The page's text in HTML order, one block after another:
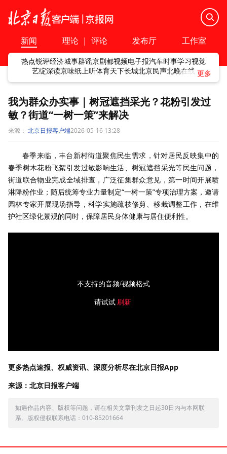
新闻 理论 | 评论 发布厅 工作室
热点锐评经济城事辟谣京剧都视频电子报汽车时事学习视觉
艺绽深读京味纸上听体育天下长城北京民声北晚在线
我为群众办实事｜树冠遮挡采光？花粉引发过
敏？街道“一树一策”来解决
来源： 北京日报客户端2026-05-16 13:28
春季来临，丰台新村街道聚焦民生需求，针对居民反映集中的
春季树木花粉飞絮引发过敏影响生活、树冠遮挡采光等民生问题，
街道联合物业完成全域排查，广泛征集群众意见，第一时间开展喷
淋降粉作业；随后统筹专业力量制定“一树一策”专项治理方案，邀请
园林专家开展现场指导，科学实施疏枝修剪、移栽调整工作，在维
护社区绿化景观的同时，保障居民身体健康与居住便利性。
不支持的音频/视频格式
请试试 刷新
更多热点速报、权威资讯、深度分析尽在北京日报App
来源：北京日报客户端
如遇作品内容、版权等问题，请在相关文章刊发之日起30日内与本网联
系。版权侵权联系电话：010-85201664